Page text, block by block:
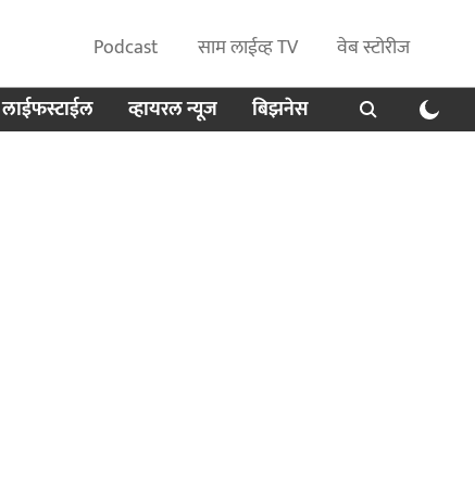
Podcast साम लाईव्ह TV
वेब स्टोरीज
लाईफस्टाईल व्हायरल न्यूज बिझनेस